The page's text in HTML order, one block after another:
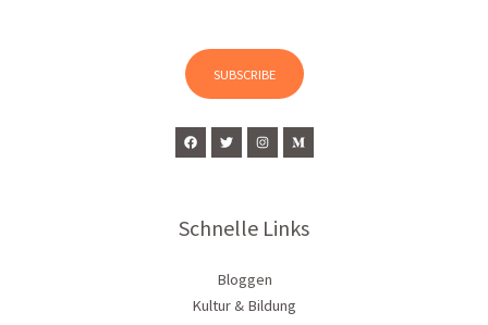
SUBSCRIBE
Schnelle Links
Bloggen
Kultur & Bildung